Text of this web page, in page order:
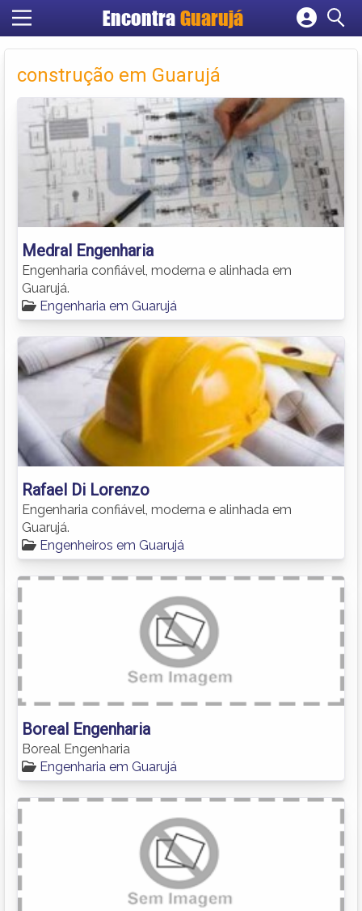
Encontra Guarujá
Cadastrar empresa
Criar conta
construção em Guarujá
Medral Engenharia
Engenharia confiável, moderna e alinhada em
Guarujá.
Engenharia em Guarujá
Rafael Di Lorenzo
Engenharia confiável, moderna e alinhada em
Guarujá.
Engenheiros em Guarujá
Boreal Engenharia
Boreal Engenharia
Engenharia em Guarujá